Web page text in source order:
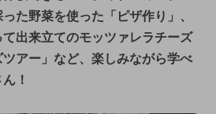
た野菜を使った「ピザ作り」、
出来立てのモッツァレラチーズ
アー」など、楽しみながら学べ
！